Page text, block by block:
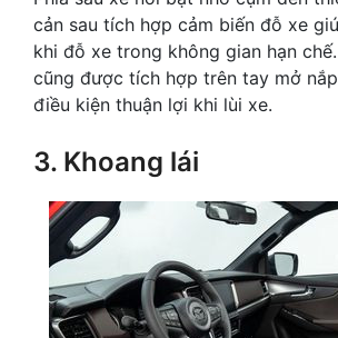
cản sau tích hợp cảm biến đỗ xe
khi đỗ xe trong không gian hạn
cũng được tích hợp trên tay mở
điều kiện thuận lợi khi lùi xe.
3. Khoang lái